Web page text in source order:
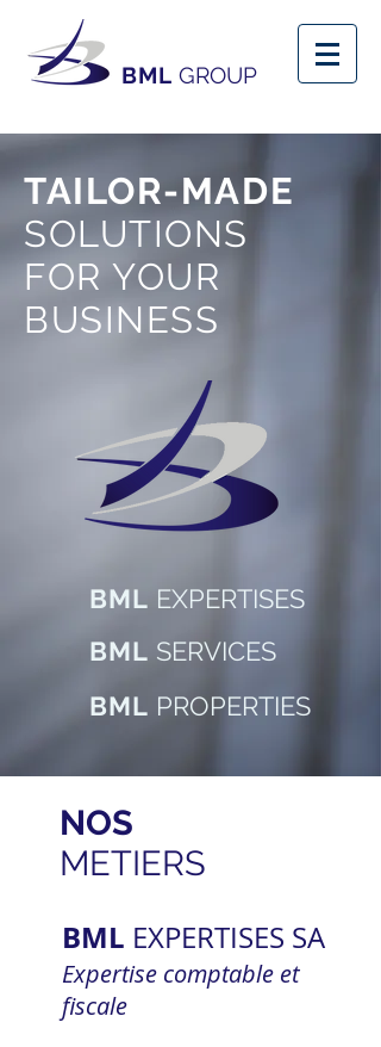
BML GROUP
TAILOR-MADE
SOLUTIONS
FOR YOUR
BUSINESS
BML EXPERTISES
BML SERVICES
BML PROPERTIES
NOS
METIERS
BML EXPERTISES SA
Expertise comptable et
fiscale